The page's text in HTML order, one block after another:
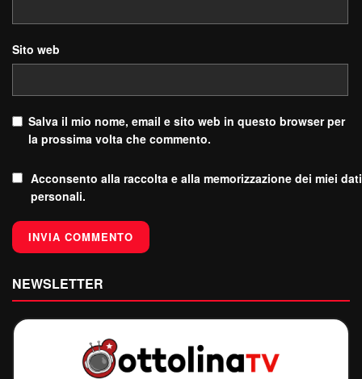
Sito web
Salva il mio nome, email e sito web in questo browser per
la prossima volta che commento.
Acconsento alla raccolta e alla memorizzazione dei miei dati
personali.
NEWSLETTER